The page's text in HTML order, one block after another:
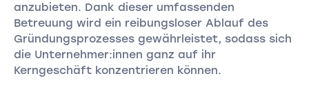
anzubieten. Dank dieser umfassenden
Betreuung wird ein reibungsloser Ablauf des
Gründungsprozesses gewährleistet, sodass sich
die Unternehmer:innen ganz auf ihr
Kerngeschäft konzentrieren können.